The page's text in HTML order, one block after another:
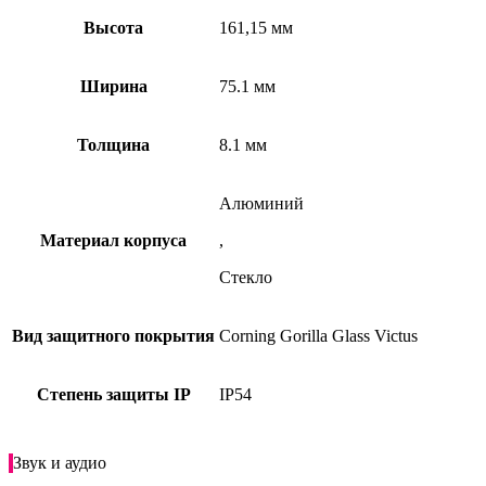
Высота 161,15 мм
Ширина 75.1 мм
Толщина 8.1 мм
Материал корпуса
Алюминий
,
Стекло
Вид защитного покрытия Corning Gorilla Glass Victus
Степень защиты IP IP54
Звук и аудио